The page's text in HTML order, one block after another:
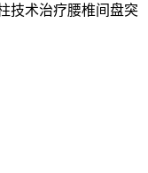
技术治疗腰椎间盘突